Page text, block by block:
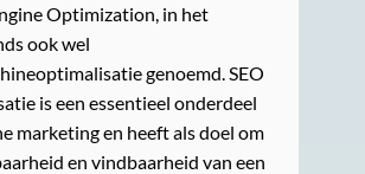
Optimization, in het
ook wel
genoemd. SEO
is een essentieel onderdeel
marketing en heeft als doel om
en vindbaarheid van een